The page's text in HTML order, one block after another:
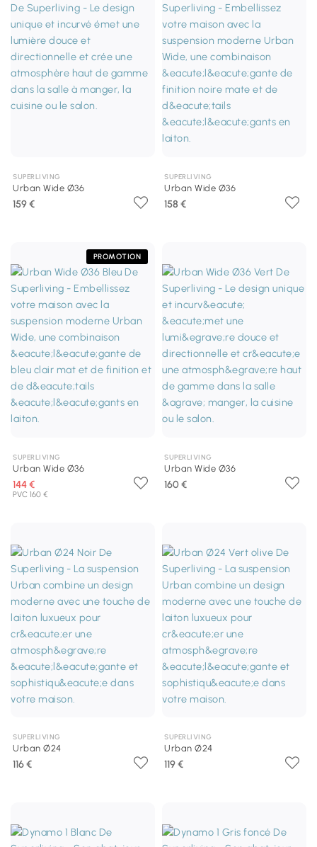
SUPERLIVING
Urban Wide Ø36
159 €
SUPERLIVING
Urban Wide Ø36
158 €
PROMOTION
SUPERLIVING
Urban Wide Ø36
144 €
PVC 160 €
SUPERLIVING
Urban Wide Ø36
160 €
SUPERLIVING
Urban Ø24
116 €
SUPERLIVING
Urban Ø24
119 €